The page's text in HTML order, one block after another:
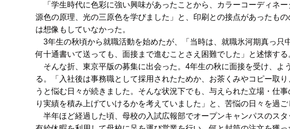
「学生時代に色彩に強い興味があったことから、カラーコーディネ
源色の原理、光の三原色を学びました」と、印刷との接点があったも
は想像もしていなかった。
3年生の秋頃から就職活動を始めたが、「当時は、就職氷河期真っ只
何十通書いて送っても、面接まで進むことさえ困難でした」と述懐する
そんな折、東京平版の募集に出会った。4年生の秋に面接を受け、よ
る。「入社後は事務職として採用されたためか、お茶くみやコピー取
うと悩む日々が続きました。そんな状況下でも、与えられた立場・仕
り実績を積み上げていけるかを考えていました」と、苦悩の日々を過ご
半年ほど経過した頃、母校の入試広報部でオープンキャンパスのスタ